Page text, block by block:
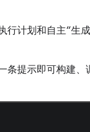
行计划和自主“生
条提示即可构建、